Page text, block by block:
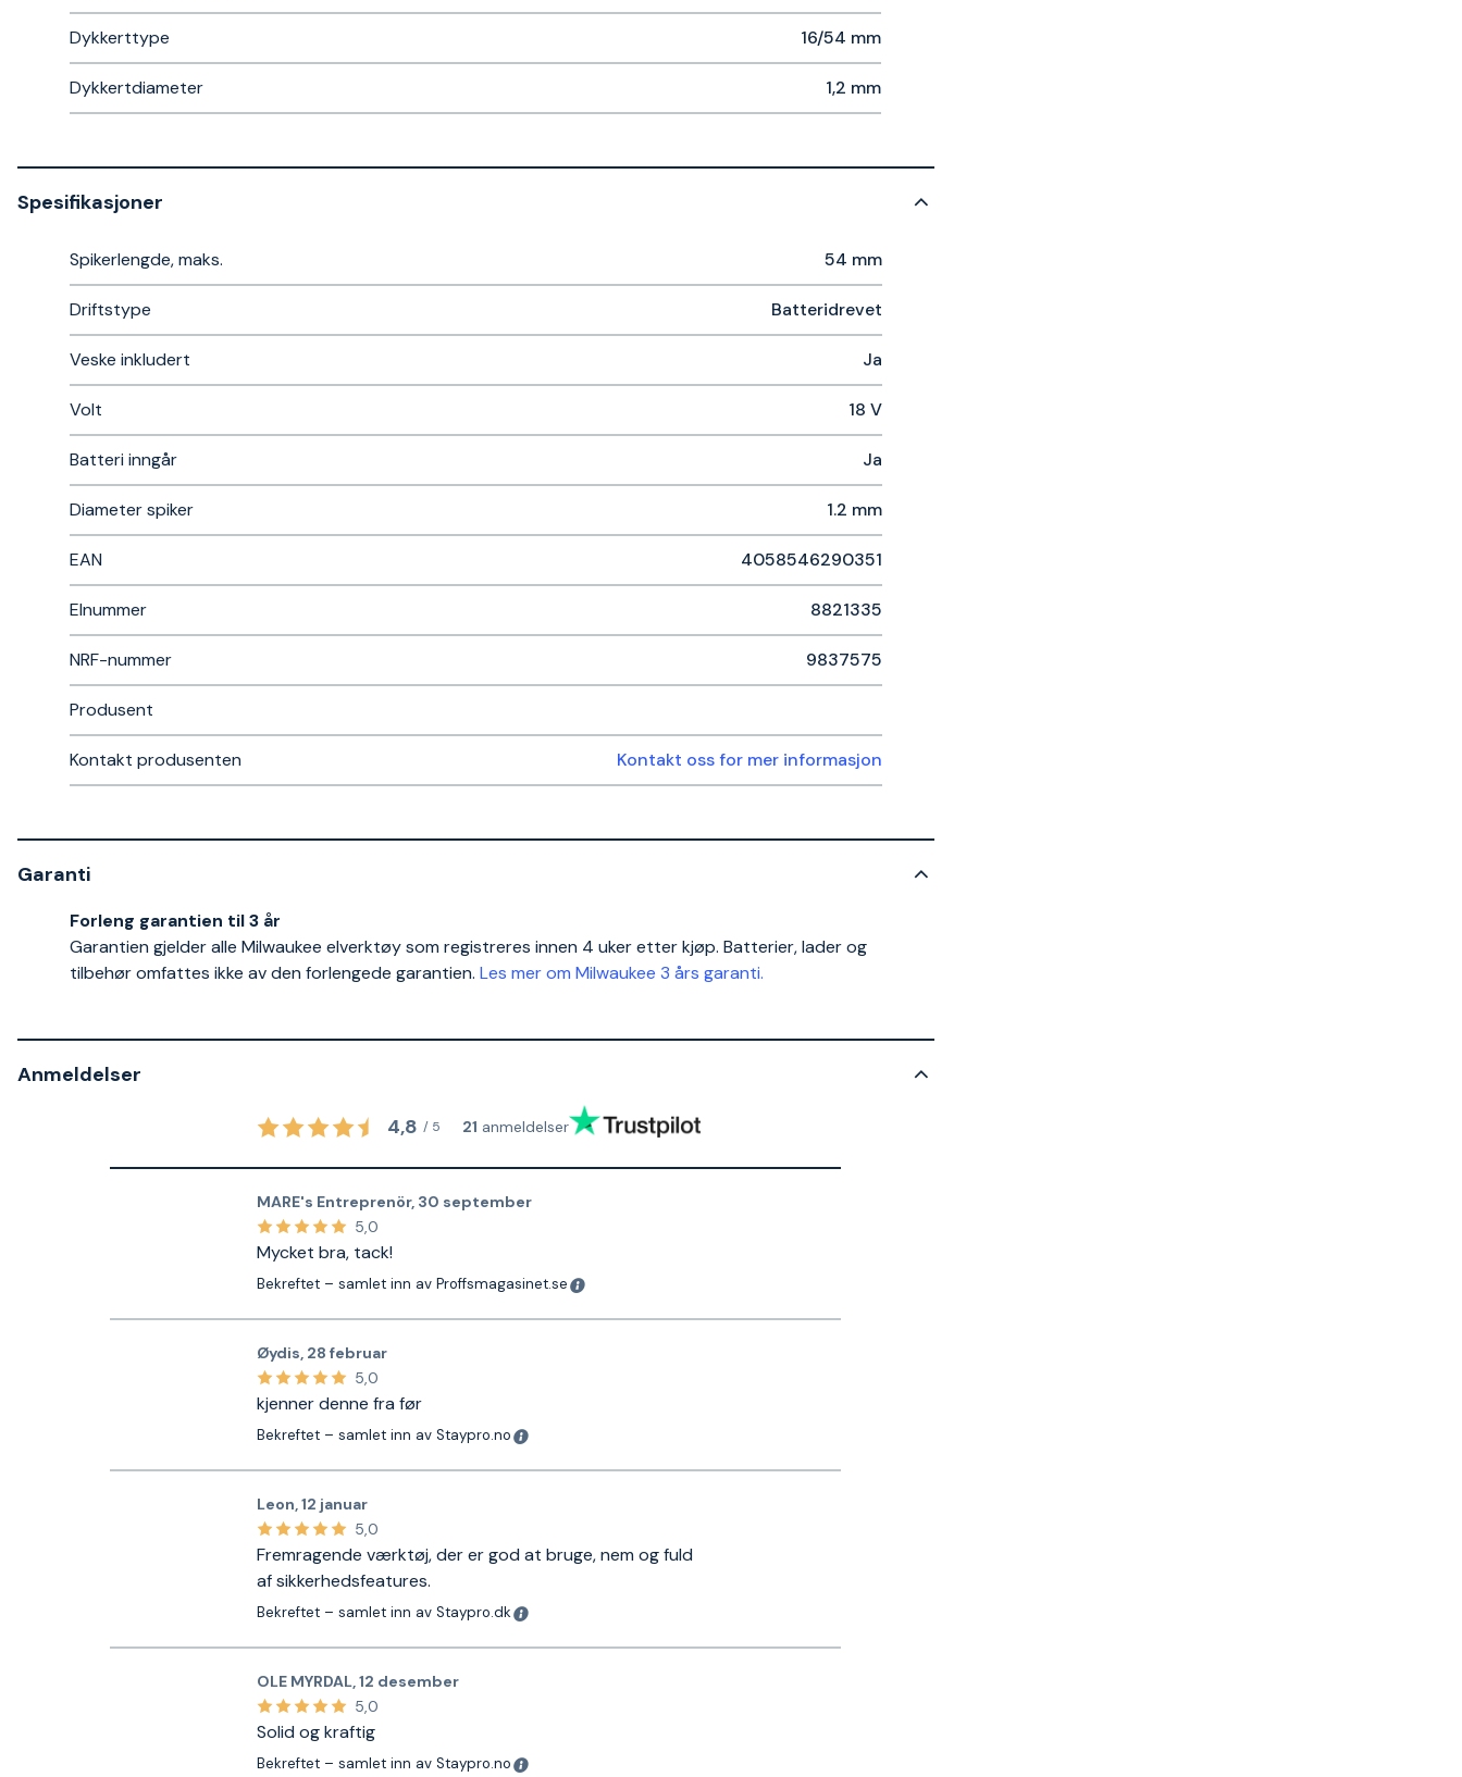
Dykkerttype 16/54 mm
Dykkertdiameter 1,2 mm
Spesifikasjoner
Spikerlengde, maks. 54 mm
Driftstype Batteridrevet
Veske inkludert Ja
Volt 18 V
Batteri inngår Ja
Diameter spiker 1.2 mm
EAN 4058546290351
Elnummer 8821335
NRF-nummer 9837575
Produsent
Kontakt produsenten Kontakt oss for mer informasjon
Garanti
Forleng garantien til 3 år
Garantien gjelder alle Milwaukee elverktøy som registreres innen 4 uker etter kjøp. Batterier, lader og
tilbehør omfattes ikke av den forlengede garantien. Les mer om Milwaukee 3 års garanti.
Anmeldelser
4,8 / 5 21 anmeldelser
MARE's Entreprenör, 30 september
5,0
Mycket bra, tack!
Bekreftet – samlet inn av Proffsmagasinet.se
Øydis, 28 februar
5,0
kjenner denne fra før
Bekreftet – samlet inn av Staypro.no
Leon,12 januar
5,0
Fremragende værktøj, der er god at bruge, nem og fuld
af sikkerhedsfeatures.
Bekreftet – samlet inn av Staypro.dk
OLE MYRDAL,12 desember
5,0
Solid og kraftig
Bekreftet – samlet inn av Staypro.no